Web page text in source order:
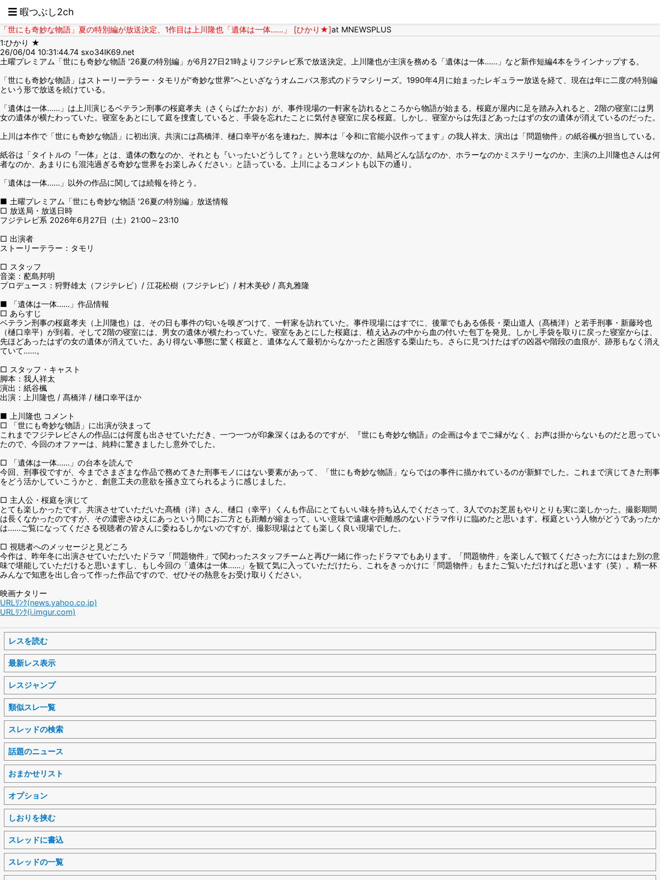
☰ 暇つぶし2ch
「世にも奇妙な物語」夏の特別編が放送決定、1作目は上川隆也「遺体は一体……」 [ひかり★]at MNEWSPLUS
1:ひかり ★
26/06/04 10:31:44.74 sxo34IK69.net
土曜プレミアム「世にも奇妙な物語 '26夏の特別編」が6月27日21時よりフジテレビ系で放送決定。上川隆也が主演を務める「遺体は一体……」など新作短編4本をラインナップする。
「世にも奇妙な物語」はストーリーテラー・タモリが“奇妙な世界”へといざなうオムニバス形式のドラマシリーズ。1990年4月に始まったレギュラー放送を経て、現在は年に二度の特別編
という形で放送を続けている。
「遺体は一体……」は上川演じるベテラン刑事の桜庭孝夫（さくらばたかお）が、事件現場の一軒家を訪れるところから物語が始まる。桜庭が屋内に足を踏み入れると、2階の寝室には男
女の遺体が横たわっていた。寝室をあとにして庭を捜査していると、手袋を忘れたことに気付き寝室に戻る桜庭。しかし、寝室からは先ほどあったはずの女の遺体が消えているのだった。
上川は本作で「世にも奇妙な物語」に初出演。共演には髙橋洋、樋口幸平が名を連ねた。脚本は「令和に官能小説作ってます」の我人祥太、演出は「問題物件」の紙谷楓が担当している。
紙谷は「タイトルの『一体』とは、遺体の数なのか、それとも『いったいどうして？』という意味なのか、結局どんな話なのか、ホラーなのかミステリーなのか、主演の上川隆也さんは何
者なのか、あまりにも混沌過ぎる奇妙な世界をお楽しみください」と語っている。上川によるコメントも以下の通り。
「遺体は一体……」以外の作品に関しては続報を待とう。
■ 土曜プレミアム「世にも奇妙な物語 '26夏の特別編」放送情報
□ 放送局・放送日時
フジテレビ系 2026年6月27日（土）21:00～23:10
□ 出演者
ストーリーテラー：タモリ
□ スタッフ
音楽：蓜島邦明
プロデュース：狩野雄太（フジテレビ）/ 江花松樹（フジテレビ）/ 村木美砂 / 髙丸雅隆
■ 「遺体は一体……」作品情報
□ あらすじ
ベテラン刑事の桜庭孝夫（上川隆也）は、その日も事件の匂いを嗅ぎつけて、一軒家を訪れていた。事件現場にはすでに、後輩でもある係長・栗山道人（髙橋洋）と若手刑事・新藤玲也
（樋口幸平）が到着。そして2階の寝室には、男女の遺体が横たわっていた。寝室をあとにした桜庭は、植え込みの中から血の付いた包丁を発見。しかし手袋を取りに戻った寝室からは、
先ほどあったはずの女の遺体が消えていた。あり得ない事態に驚く桜庭と、遺体なんて最初からなかったと困惑する栗山たち。さらに見つけたはずの凶器や階段の血痕が、跡形もなく消え
ていて……。
□ スタッフ・キャスト
脚本：我人祥太
演出：紙谷楓
出演：上川隆也 / 髙橋洋 / 樋口幸平ほか
■ 上川隆也 コメント
□ 「世にも奇妙な物語」に出演が決まって
これまでフジテレビさんの作品には何度も出させていただき、一つ一つが印象深くはあるのですが、『世にも奇妙な物語』の企画は今までご縁がなく、お声は掛からないものだと思ってい
たので、今回のオファーは、純粋に驚きましたし意外でした。
□ 「遺体は一体……」の台本を読んで
今回、刑事役ですが、今までさまざまな作品で務めてきた刑事モノにはない要素があって、「世にも奇妙な物語」ならではの事件に描かれているのが新鮮でした。これまで演じてきた刑事
をどう活かしていこうかと、創意工夫の意欲を掻き立てられるように感じました。
□ 主人公・桜庭を演じて
とても楽しかったです。共演させていただいた髙橋（洋）さん、樋口（幸平）くんも作品にとてもいい味を持ち込んでくださって、3人でのお芝居もやりとりも実に楽しかった。撮影期間
は長くなかったのですが、その濃密さゆえにあっという間にお二方とも距離が縮まって、いい意味で遠慮や距離感のないドラマ作りに臨めたと思います。桜庭という人物がどうであったか
は……ご覧になってくださる視聴者の皆さんに委ねるしかないのですが、撮影現場はとても楽しく良い現場でした。
□ 視聴者へのメッセージと見どころ
今作は、昨年冬に出演させていただいたドラマ「問題物件」で関わったスタッフチームと再び一緒に作ったドラマでもあります。「問題物件」を楽しんで観てくださった方にはまた別の意
味で堪能していただけると思いますし、もし今回の「遺体は一体……」を観て気に入っていただけたら、これをきっかけに「問題物件」もまたご覧いただければと思います（笑）。精一杯
みんなで知恵を出し合って作った作品ですので、ぜひその熱意をお受け取りください。
映画ナタリー
URLﾘﾝｸ(news.yahoo.co.jp)
URLﾘﾝｸ(i.imgur.com)
レスを読む
最新レス表示
レスジャンプ
類似スレ一覧
スレッドの検索
話題のニュース
おまかせリスト
オプション
しおりを挟む
スレッドに書込
スレッドの一覧